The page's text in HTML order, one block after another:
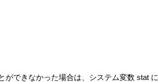
ができなかった場合は、システム変数 stat に